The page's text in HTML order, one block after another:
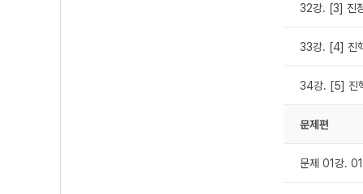
32강. [3] 진
33강. [4] 진
34강. [5] 진
문제편
문제 01강.